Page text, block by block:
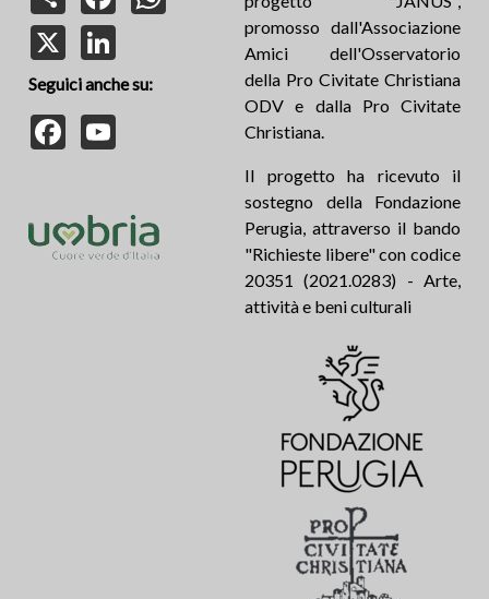
Seguici anche su:
Facebook
promosso dall'Associazione
Amici dell'Osservatorio
della Pro Civitate Christiana
ODV e dalla Pro Civitate
Christiana.
Il progetto ha ricevuto il
sostegno della Fondazione
Perugia, attraverso il bando
"Richieste libere" con codice
20351 (2021.0283) - Arte,
attività e beni culturali